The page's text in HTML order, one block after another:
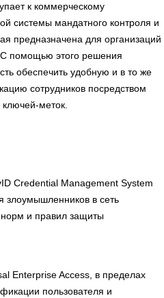
к коммерческому
системы мандатного контроля и
предназначена для организаций
С помощью этого решения
обеспечить удобную и в то же
сотрудников посредством
меток.
Credential Management System
злоумышленников в сеть
и правил защиты
Enterprise Access, в пределах
пользователя и